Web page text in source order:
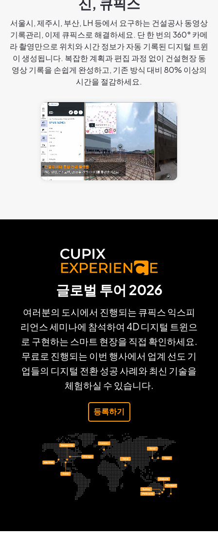
서울시, 제주시, 부산, LH 등에서 요구하는 건설공사 동영상
기록관리, 이제 큐픽스로 해결하세요. 단 한 번의 360° 카메
라 촬영만으로 위치와 시간 정보가 자동 기록된 디지털 트윈
이 생성됩니다. 복잡한 계획과 편집 과정 없이 건설현장 동
영상 기록을 손쉽게 완성하고, 기존 방식 대비 80% 이상의
시간을 절감하세요.
글로벌 투어 2026
여러분의 도시에서 진행되는 큐픽스 익스피
리언스 세미나에 참석하여 4D 디지털 트윈으
로 구현하는 스마트 현장을 직접 확인하세요.
무료로 진행되는 이번 행사에서 업계 선도 기
업들의 디지털 전환 성공 사례와 최신 기술을
체험하실 수 있습니다.
등록하기